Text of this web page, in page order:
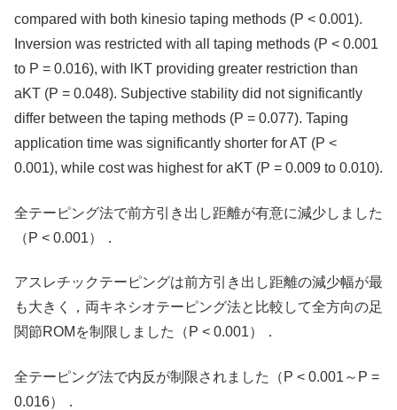
compared with both kinesio taping methods (P < 0.001).
Inversion was restricted with all taping methods (P < 0.001
to P = 0.016), with lKT providing greater restriction than
aKT (P = 0.048). Subjective stability did not significantly
differ between the taping methods (P = 0.077). Taping
application time was significantly shorter for AT (P <
0.001), while cost was highest for aKT (P = 0.009 to 0.010).
全テーピング法で前方引き出し距離が有意に減少しました
（P < 0.001）．
アスレチックテーピングは前方引き出し距離の減少幅が最
も大きく，両キネシオテーピング法と比較して全方向の足
関節ROMを制限しました（P < 0.001）．
全テーピング法で内反が制限されました（P < 0.001～P =
0.016）．